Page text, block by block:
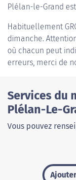
Plélan-le-Grand
Habituellement
dimanche.
où chacun peut
erreurs, merci de
Services du
Plélan-Le-
Vous pouvez